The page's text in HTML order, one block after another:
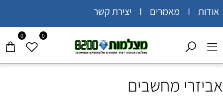
אודות I מאמרים I יצירת קשר
0 0
אביזרי מחשבים